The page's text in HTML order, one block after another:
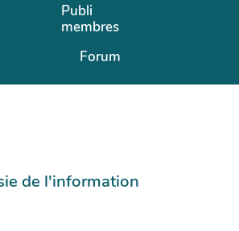
Publi
membres
Forum
de l'information